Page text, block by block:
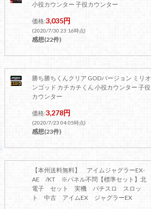
小役カウンター 子役カウンター
価格:3,035円
(2020/7/30 23:16時点)
感想(22件)
勝ち勝ちくんクリア GODバージョン ミリオ
ンゴッド カチカチくん 小役カウンター 子役
カウンター
価格:3,278円
(2020/7/23 04:05時点)
感想(23件)
【本州送料無料】 アイムジャグラーEX-
AE /KT ※パネル不問【標準セット】北
電子 セット 実機 パチスロ スロッ
ト 中古 アイムEX ジャグラーEX